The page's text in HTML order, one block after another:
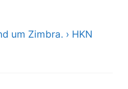
um Zimbra. › HKN